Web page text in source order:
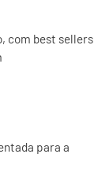
com best sellers
para a